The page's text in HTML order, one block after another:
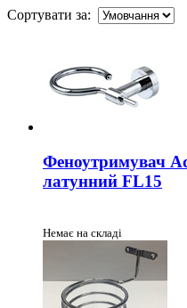
Сортувати за:
Феноутримувач
латунний FL15
Немає на складі